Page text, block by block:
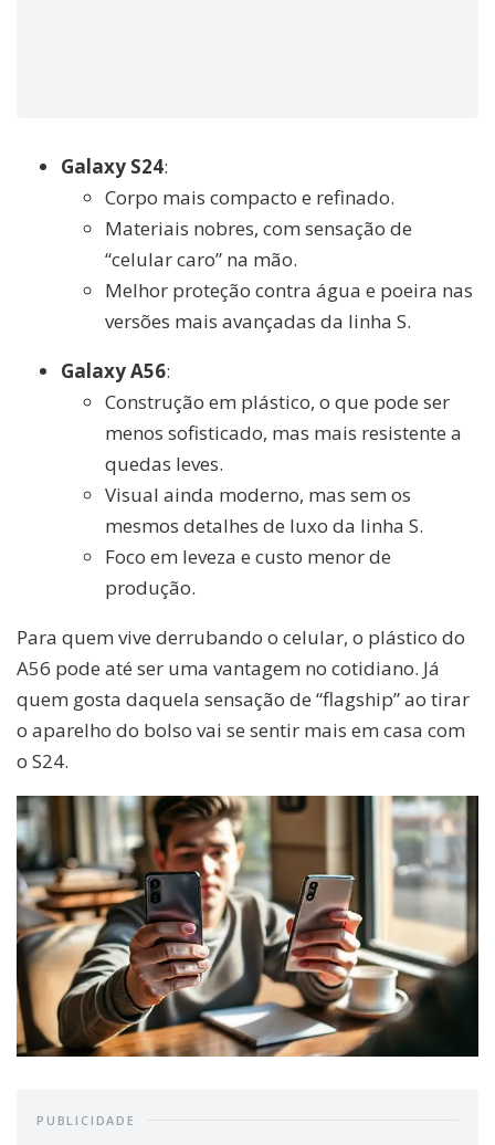
Galaxy S24:
Corpo mais compacto e refinado.
Materiais nobres, com sensação de
“celular caro” na mão.
Melhor proteção contra água e poeira nas
versões mais avançadas da linha S.
Galaxy A56:
Construção em plástico, o que pode ser
menos sofisticado, mas mais resistente a
quedas leves.
Visual ainda moderno, mas sem os
mesmos detalhes de luxo da linha S.
Foco em leveza e custo menor de
produção.
Para quem vive derrubando o celular, o plástico do
A56 pode até ser uma vantagem no cotidiano. Já
quem gosta daquela sensação de “flagship” ao tirar
o aparelho do bolso vai se sentir mais em casa com
o S24.
PUBLICIDADE